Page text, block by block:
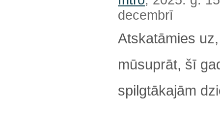
decembrī
Atskatāmies uz,
mūsuprāt, šī
spilgtākajām